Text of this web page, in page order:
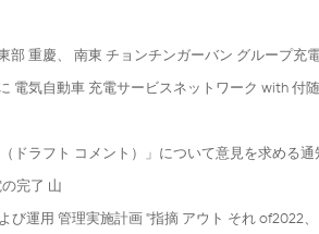
重慶、 南東 チョンチンガーバン グループ充
電気自動車 充電サービスネットワーク with 付
ドラフト コメント）」について意見を求める通
完了 山
び運用 管理実施計画 "指摘 アウト それ of2022